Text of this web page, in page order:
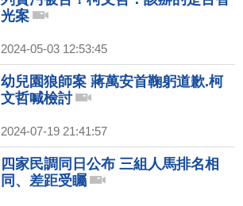
光案
2024-05-03 12:53:45
幼兒園狼師案 蔣萬安首鞠躬道歉.柯
文哲喊檢討
2024-07-19 21:41:57
四家民調同日公布 三組人馬排名相
同、差距受矚